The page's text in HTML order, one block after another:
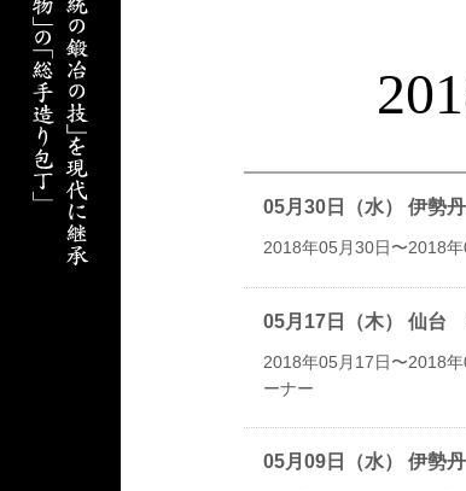
05月30日（水） 伊
2018年05月30日〜2018
05月17日（木） 仙
2018年05月17日〜2018
ーナー
05月09日（水） 伊